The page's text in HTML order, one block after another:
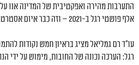
אלף פושטי רגל ב-2021 – וזה כבר איום אסטרטגי על כלכל מדינת ישראל.
עו"ד רם גמליאל מציג בראיון חמש נקודות
רגל: הערכה נכונה של החובות, מימוש על ידי